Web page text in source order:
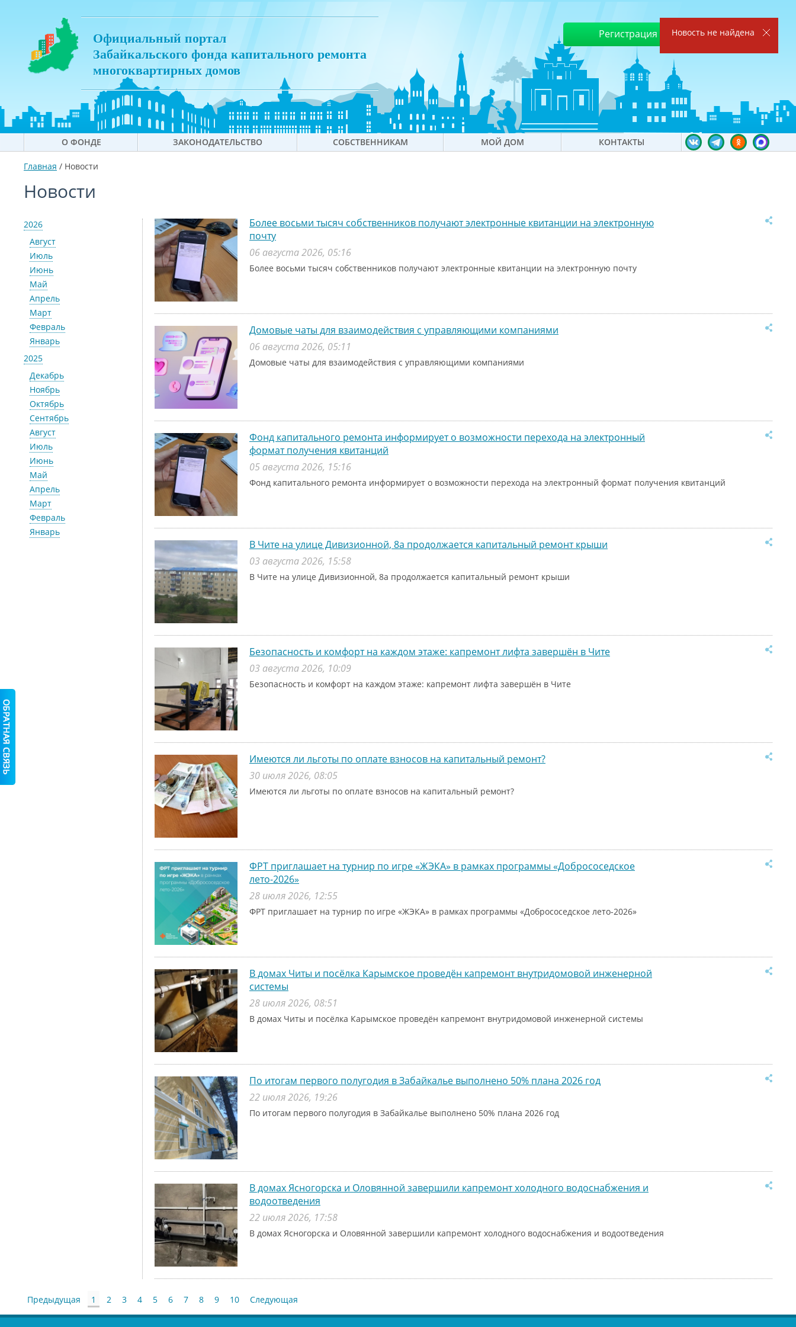
Официальный портал
Забайкальского фонда капитального ремонта
многоквартирных домов
Регистрация Войти
О ФОНДЕ ЗАКОНОДАТЕЛЬСТВО СОБСТВЕННИКАМ МОЙ ДОМ КОНТАКТЫ
Новость не найдена
Главная / Новости
Новости
2026
Август
Июль
Июнь
Май
Апрель
Март
Февраль
Январь
2025
Декабрь
Ноябрь
Октябрь
Сентябрь
Август
Июль
Июнь
Май
Апрель
Март
Февраль
Январь
Более восьми тысяч собственников получают электронные квитанции на электронную
почту
06 августа 2026, 05:16
Более восьми тысяч собственников получают электронные квитанции на электронную почту
Домовые чаты для взаимодействия с управляющими компаниями
06 августа 2026, 05:11
Домовые чаты для взаимодействия с управляющими компаниями
Фонд капитального ремонта информирует о возможности перехода на электронный
формат получения квитанций
05 августа 2026, 15:16
Фонд капитального ремонта информирует о возможности перехода на электронный формат получения квитанций
В Чите на улице Дивизионной, 8а продолжается капитальный ремонт крыши
03 августа 2026, 15:58
В Чите на улице Дивизионной, 8а продолжается капитальный ремонт крыши
Безопасность и комфорт на каждом этаже: капремонт лифта завершён в Чите
03 августа 2026, 10:09
Безопасность и комфорт на каждом этаже: капремонт лифта завершён в Чите
Имеются ли льготы по оплате взносов на капитальный ремонт?
30 июля 2026, 08:05
Имеются ли льготы по оплате взносов на капитальный ремонт?
ФРТ приглашает на турнир по игре «ЖЭКА» в рамках программы «Добрососедское
лето-2026»
28 июля 2026, 12:55
ФРТ приглашает на турнир по игре «ЖЭКА» в рамках программы «Добрососедское лето-2026»
В домах Читы и посёлка Карымское проведён капремонт внутридомовой инженерной
системы
28 июля 2026, 08:51
В домах Читы и посёлка Карымское проведён капремонт внутридомовой инженерной системы
По итогам первого полугодия в Забайкалье выполнено 50% плана 2026 год
22 июля 2026, 19:26
По итогам первого полугодия в Забайкалье выполнено 50% плана 2026 год
В домах Ясногорска и Оловянной завершили капремонт холодного водоснабжения и
водоотведения
22 июля 2026, 17:58
В домах Ясногорска и Оловянной завершили капремонт холодного водоснабжения и водоотведения
Предыдущая 1 2 3 4 5 6 7 8 9 10 Следующая